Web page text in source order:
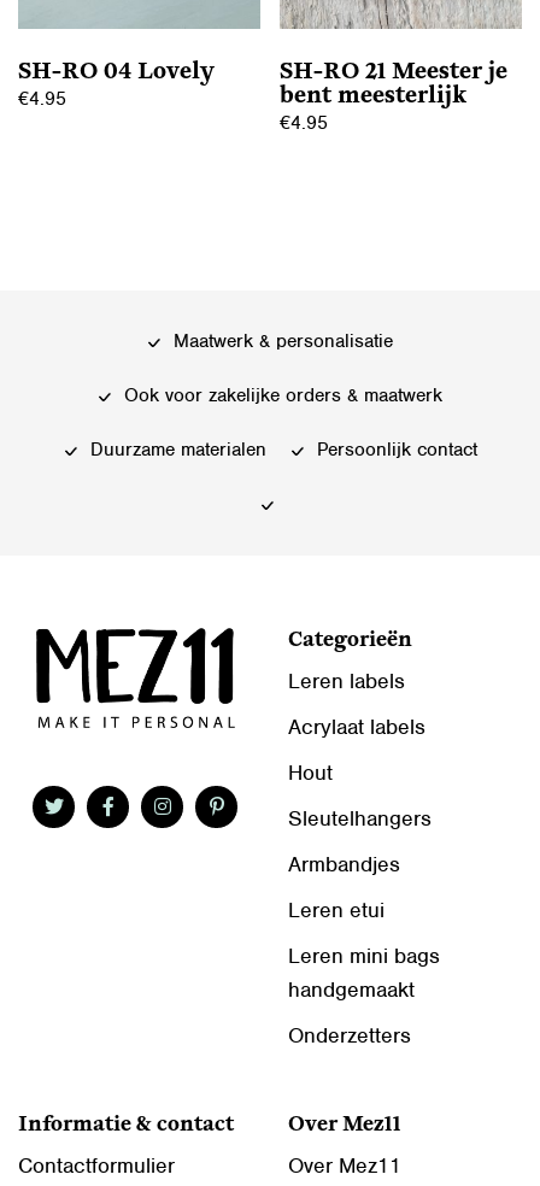
productpagina
worden
de
productpagina
SH-RO 04 Lovely
€4.95
SH-RO 21 Meester je
bent meesterlijk
€4.95
optie
kan
worden
Maatwerk & personalisatie
Ook voor zakelijke orders & maatwerk
Duurzame materialen Persoonlijk contact
Categorieën
Leren labels
Acrylaat labels
Hout
Sleutelhangers
Armbandjes
Leren etui
Leren mini bags
handgemaakt
Onderzetters
Informatie & contact
Contactformulier
Over Mez11
Over Mez11